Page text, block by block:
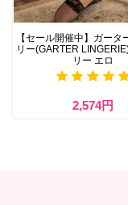
【セール開催中】ガータ
リー(GARTER
リー エロ
2,574円